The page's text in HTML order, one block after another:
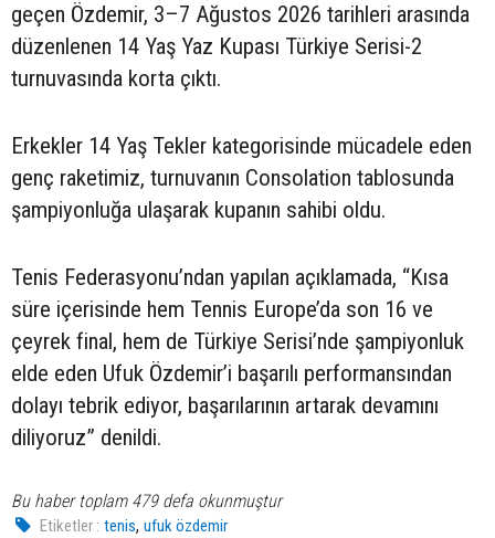
geçen Özdemir, 3–7 Ağustos 2026 tarihleri arasında
düzenlenen 14 Yaş Yaz Kupası Türkiye Serisi-2
turnuvasında korta çıktı.
Erkekler 14 Yaş Tekler kategorisinde mücadele eden
genç raketimiz, turnuvanın Consolation tablosunda
şampiyonluğa ulaşarak kupanın sahibi oldu.
Tenis Federasyonu’ndan yapılan açıklamada, “Kısa
süre içerisinde hem Tennis Europe’da son 16 ve
çeyrek final, hem de Türkiye Serisi’nde şampiyonluk
elde eden Ufuk Özdemir’i başarılı performansından
dolayı tebrik ediyor, başarılarının artarak devamını
diliyoruz” denildi.
Bu haber toplam 479 defa okunmuştur
Etiketler : tenis,ufuk özdemir